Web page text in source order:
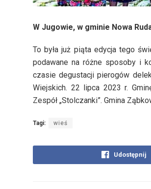
W Jugowie, w gminie Nowa
To była już piąta edycja tego
podawane na różne sposoby i
czasie degustacji pierogów
Wiejskich. 22 lipca 2023 r.
Zespół „Stolczanki”. Gmina
Tagi: wieś
Udostępnij